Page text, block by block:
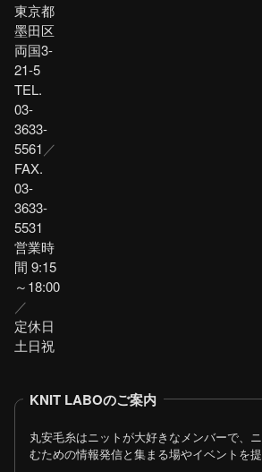
東京都
墨田区
両国3-
21-5
TEL.
03-
3633-
5561 ／
FAX.
03-
3633-
5531
営業時
間 9:15
～18:00
／
定休日
土日祝
KNIT LABOのご案内
丸安毛糸はニットが大好きなメンバーで、
むための情報発信と集まる場やイベントを提